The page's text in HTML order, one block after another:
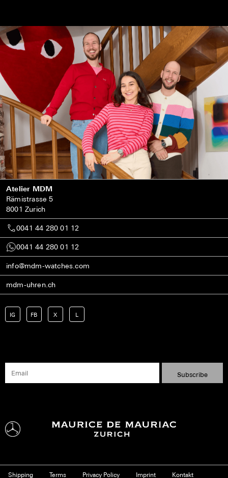
Atelier MDM
Rämistrasse 5
8001 Zurich
0041 44 280 01 12
0041 44 280 01 12
info@mdm-watches.com
mdm-uhren.ch
IG FB X L
Shipping Terms Privacy Policy Imprint Kontakt